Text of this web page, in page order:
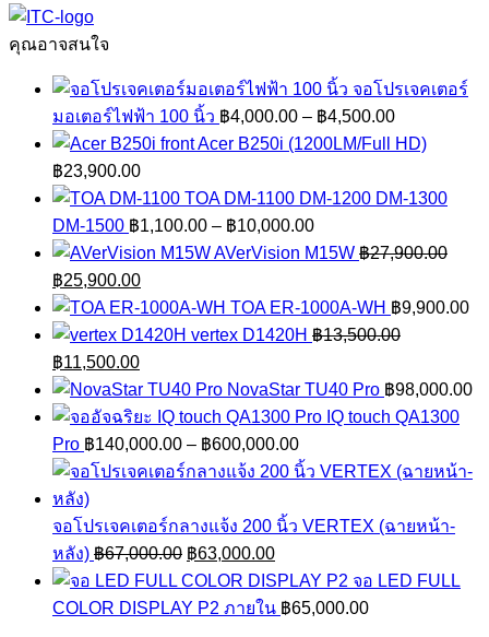
คุณอาจสนใจ
จอโปรเจคเตอร์
มอเตอร์ไฟฟ้า 100 นิ้ว ฿4,000.00 – ฿4,500.00Price
range:
through
Acer B250i (1200LM/Full HD)
฿23,900.00
TOA DM-1100 DM-1200 DM-1300
DM-1500 ฿1,100.00 – ฿10,000.00Price
range:
through
฿10,000.00
AVerVision M15W ฿27,900.00
Original
price
was:
฿27,900.00.
฿25,900.00Current
price
is:
TOA ER-1000A-WH ฿9,900.00
vertex D1420H ฿13,500.00
Original
price
was:
฿13,500.00.
฿11,500.00Current
price
is:
฿11,500.00.
NovaStar TU40 Pro ฿98,000.00
IQ touch QA1300
Pro ฿140,000.00 – ฿600,000.00Price
range:
through
จอโปรเจคเตอร์กลางแจ้ง 200 นิ้ว VERTEX (ฉายหน้า-
หลัง) ฿67,000.00 Original
price
was:
฿63,000.00Current
price
is:
จอ LED FULL
COLOR DISPLAY P2 ภายใน ฿65,000.00